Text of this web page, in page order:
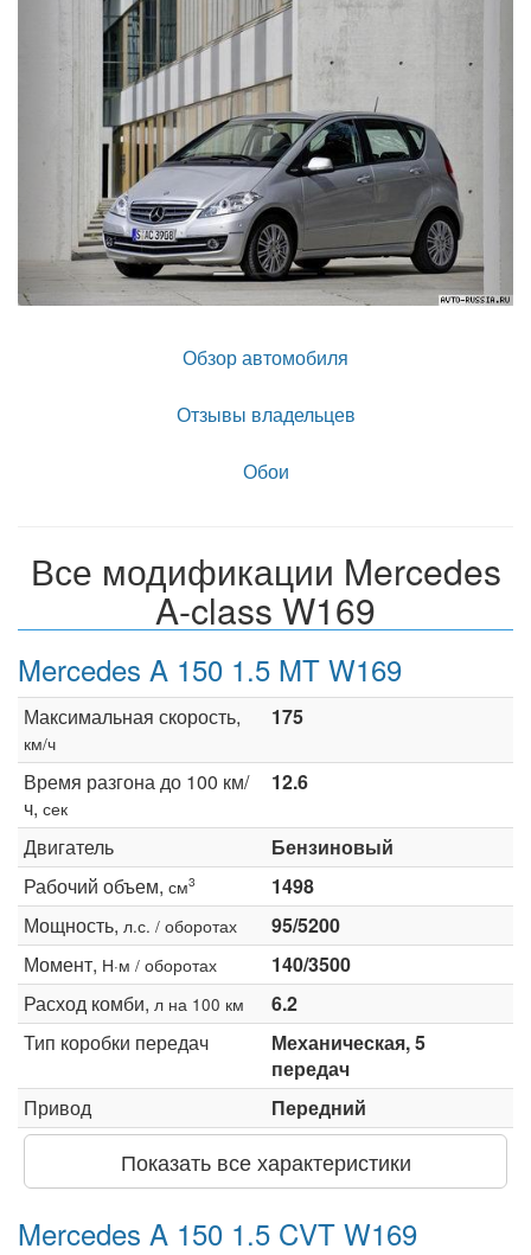
Обзор автомобиля
Отзывы владельцев
Обои
Все модификации Mercedes
A-class W169
Mercedes A 150 1.5 MT W169
Максимальная скорость,
км/ч
175
Время разгона до 100 км/
ч, сек
12.6
Двигатель
Бензиновый
Рабочий объем, см3
1498
Мощность, л.с. / оборотах
95/5200
Момент, Н·м / оборотах
140/3500
Расход комби, л на 100 км
6.2
Тип коробки передач
Механическая, 5
передач
Привод
Передний
Показать все характеристики
Mercedes A 150 1.5 CVT W169